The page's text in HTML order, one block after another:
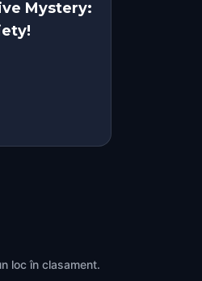
Mystery:
loc în clasament.